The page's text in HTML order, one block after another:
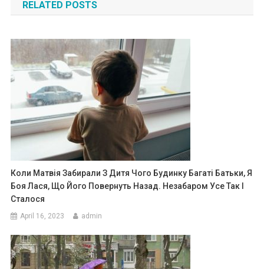
RELATED POSTS
Коли Матвія Забирали З Дитя Чого Будинку Багаті Батьки, Я
Боя Лася, Що Його Повернуть Назад. Незабаром Усе Так І
Сталося
April 16, 2023 admin